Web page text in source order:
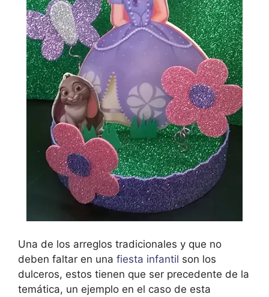
Una de los arreglos tradicionales y que no
deben faltar en una fiesta infantil son los
dulceros, estos tienen que ser precedente de la
temática, un ejemplo en el caso de esta